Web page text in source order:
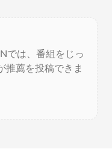
では、番組をじっ
推薦を投稿できま